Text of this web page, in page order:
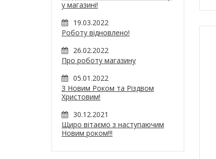
у магазині!
19.03.2022
Роботу відновлено!
26.02.2022
Про роботу магазину
05.01.2022
З Новим Роком та Різдвом
Христовим!
30.12.2021
Щиро вітаємо з наступаючим
Новим роком!!!